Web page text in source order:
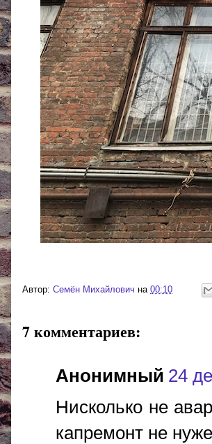
Автор: Cемён Михайлович на 00:10
7 комментариев:
Анонимный 24
Нисколько не
капремонт не